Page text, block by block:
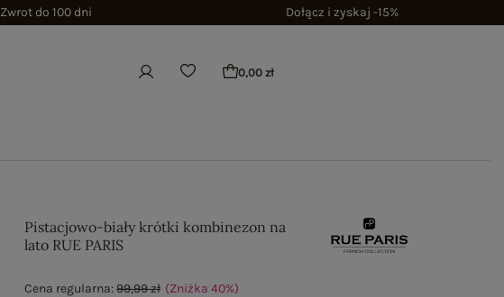
Zwrot do 100 dni Dołącz i zyskaj -15%
0,00 zł
Pistacjowo-biały krótki kombinezon na
lato RUE PARIS
Cena regularna:99,99 zł (Zniżka40%)